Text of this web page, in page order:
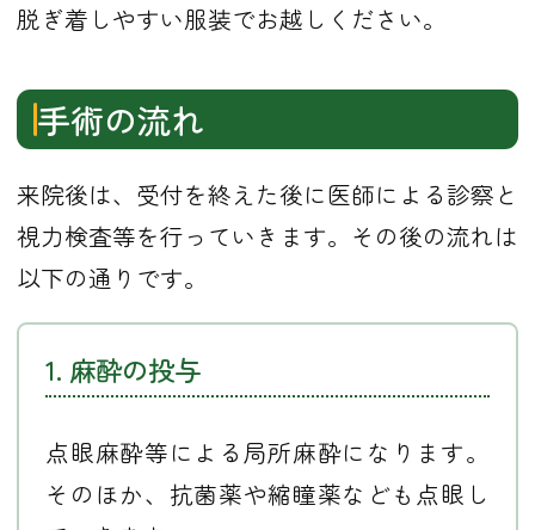
脱ぎ着しやすい服装でお越しください。
手術の流れ
来院後は、受付を終えた後に医師による診察と
視力検査等を行っていきます。その後の流れは
以下の通りです。
1. 麻酔の投与
点眼麻酔等による局所麻酔になります。
そのほか、抗菌薬や縮瞳薬なども点眼し